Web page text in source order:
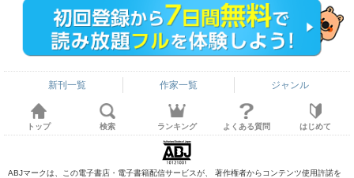
新刊一覧 作家一覧 ジャンル
トップ 検索 ランキング よくある質問 はじめて
ABJマークは、この電子書店・電子書籍配信サービスが、 著作権者からコンテンツ使用許諾を